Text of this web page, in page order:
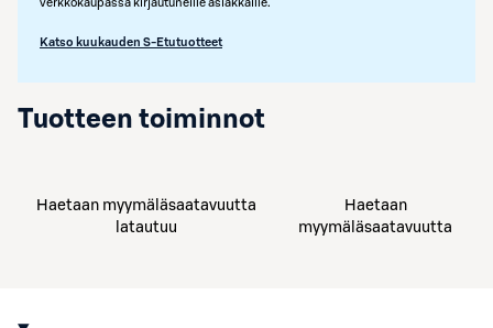
verkkokaupassa kirjautuneille asiakkaille.
Katso kuukauden S-Etutuotteet
Tuotteen toiminnot
Haetaan myymäläsaatavuutta
latautuu
Haetaan
myymäläsaatavuutta